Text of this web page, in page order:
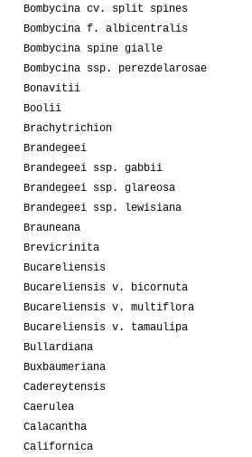
Bombycina cv. split spines
Bombycina f. albicentralis
Bombycina spine gialle
Bombycina ssp. perezdelarosae
Bonavitii
Boolii
Brachytrichion
Brandegeei
Brandegeei ssp. gabbii
Brandegeei ssp. glareosa
Brandegeei ssp. lewisiana
Brauneana
Brevicrinita
Bucareliensis
Bucareliensis v. bicornuta
Bucareliensis v. multiflora
Bucareliensis v. tamaulipa
Bullardiana
Buxbaumeriana
Cadereytensis
Caerulea
Calacantha
Californica